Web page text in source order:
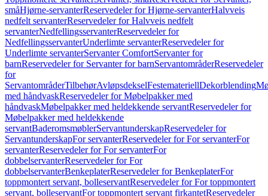
småHjørne-servanterReservedeler for Hjørne-servanterHalvveis
nedfelt servanterReservedeler for Halvveis nedfelt
servanterNedfellingsservanterReservedeler for
NedfellingsservanterUnderlimte servanterReservedeler for
Underlimte servanterServanter ComfortServanter for
barnReservedeler for Servanter for barnServantområderReservedeler
for
ServantområderTilbehørAvløpsdekselFestemateriellDekorblending
med håndvaskReservedeler for Møbelpakker med
håndvaskMøbelpakker med heldekkende servantReservedeler for
Møbelpakker med heldekkende
servantBaderomsmøblerServantunderskapReservedeler for
ServantunderskapFor servanterReservedeler for For servanterFor
servanterReservedeler for For servanterFor
dobbelservanterReservedeler for For
dobbelservanterBenkeplaterReservedeler for BenkeplaterFor
toppmontert servant, bolleservantReservedeler for For toppmontert
servant, bolleservantFor toppmontert servant firkantetReservedeler